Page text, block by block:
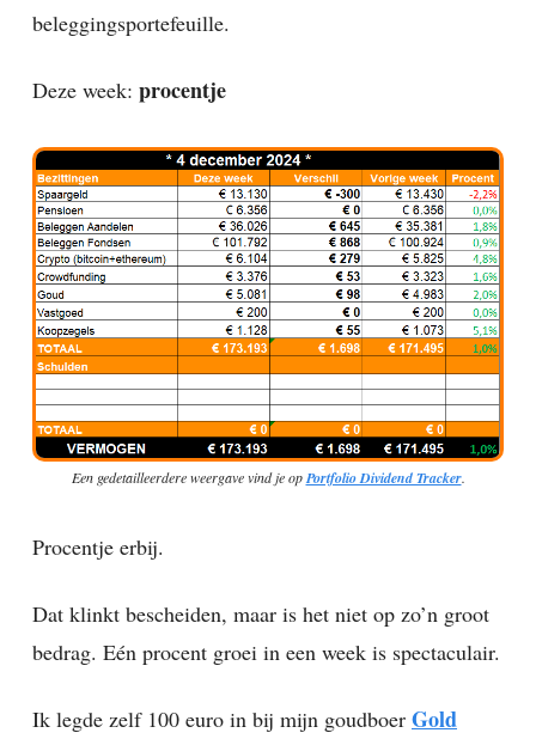
beleggingsportefeuille.
Deze week: procentje
Een gedetailleerdere weergave vind je opPortfolio Dividend Tracker.
Procentje erbij.
Dat klinkt bescheiden, maar is het niet op zo’n groot
bedrag. Eén procent groei in een week is spectaculair.
Ik legde zelf 100 euro in bij mijn goudboer Gold